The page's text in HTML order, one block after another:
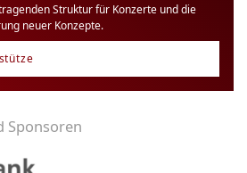
Struktur für Konzerte und die
neuer Konzepte.
Sponsoren